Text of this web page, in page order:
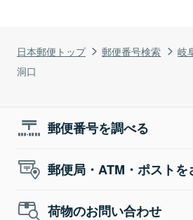
日本郵便トップ 郵便番号検索 岐
洞口
郵便番号を調べる
郵便局・ATM・ポストを
荷物のお問い合わせ